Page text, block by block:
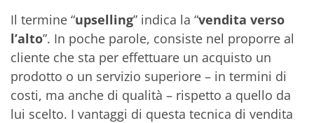
Il termine “upselling” indica la “vendita verso
l’alto”. In poche parole, consiste nel proporre al
cliente che sta per effettuare un acquisto un
prodotto o un servizio superiore – in termini di
costi, ma anche di qualità – rispetto a quello da
lui scelto. I vantaggi di questa tecnica di vendita